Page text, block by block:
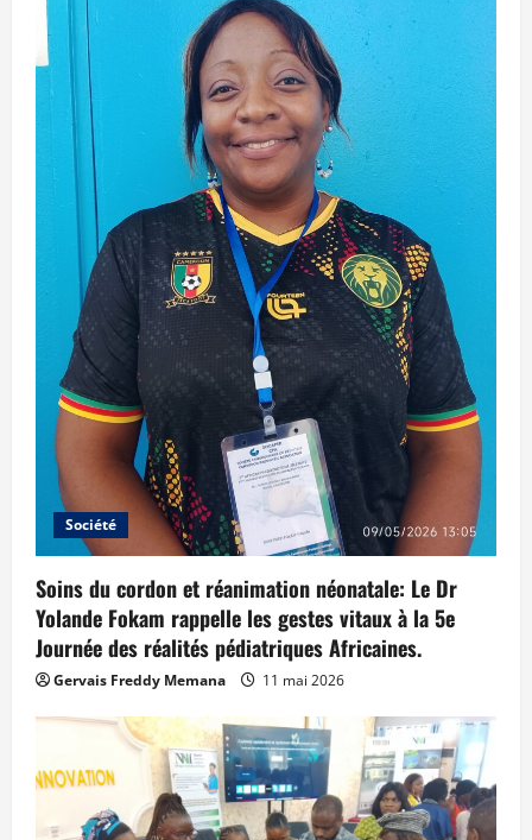
Société
Soins du cordon et réanimation néonatale: Le Dr
Yolande Fokam rappelle les gestes vitaux à la 5e
Journée des réalités pédiatriques Africaines.
Gervais Freddy Memana 11 mai 2026